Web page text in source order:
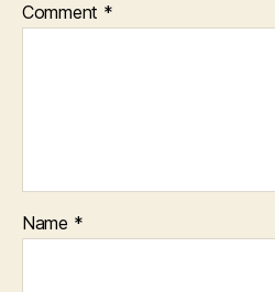
Comment *
Name *